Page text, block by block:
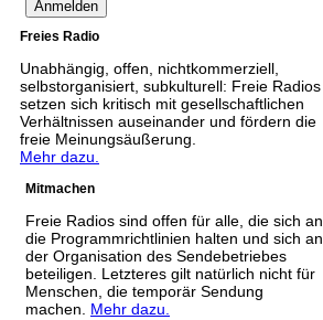
Freies Radio
Unabhängig, offen, nichtkommerziell,
selbstorganisiert, subkulturell: Freie Radios
setzen sich kritisch mit gesellschaftlichen
Verhältnissen auseinander und fördern die
freie Meinungsäußerung.
Mehr dazu.
Mitmachen
Freie Radios sind offen für alle, die sich an
die Programmrichtlinien halten und sich an
der Organisation des Sendebetriebes
beteiligen. Letzteres gilt natürlich nicht für
Menschen, die temporär Sendung
machen. Mehr dazu.